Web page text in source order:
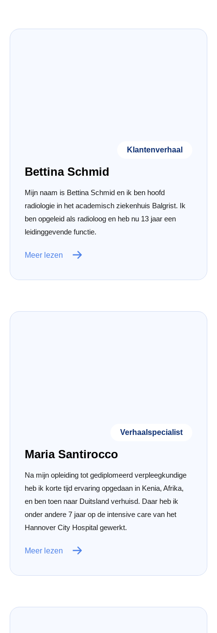
Klantenverhaal
Bettina Schmid
Mijn naam is Bettina Schmid en ik ben hoofd
radiologie in het academisch ziekenhuis Balgrist. Ik
ben opgeleid als radioloog en heb nu 13 jaar een
leidinggevende functie.
Meer lezen
Verhaalspecialist
Maria Santirocco
Na mijn opleiding tot gediplomeerd verpleegkundige
heb ik korte tijd ervaring opgedaan in Kenia, Afrika,
en ben toen naar Duitsland verhuisd. Daar heb ik
onder andere 7 jaar op de intensive care van het
Hannover City Hospital gewerkt.
Meer lezen